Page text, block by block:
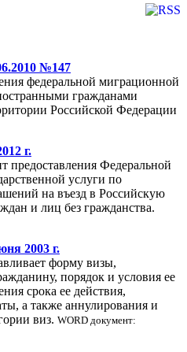
№147
федеральной миграционной
гражданами
Российской Федерации
г.
предоставления Федеральной
услуги по
на въезд в Российскую
и лиц без гражданства.
2003 г.
форму визы,
порядок и условия ее
срока ее действия,
а также аннулирования и
виз. WORD документ: